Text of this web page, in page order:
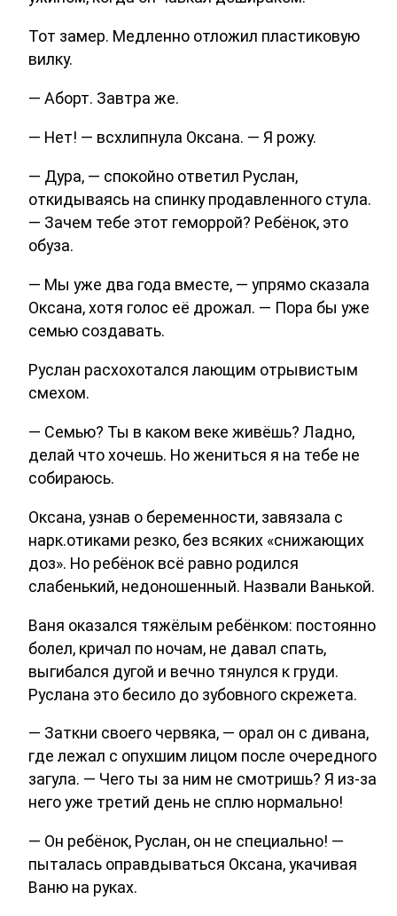
Тот замер. Медленно отложил пластиковую
вилку.
— Аборт. Завтра же.
— Нет! — всхлипнула Оксана. — Я рожу.
— Дура, — спокойно ответил Руслан,
откидываясь на спинку продавленного стула.
— Зачем тебе этот геморрой? Ребёнок, это
обуза.
— Мы уже два года вместе, — упрямо сказала
Оксана, хотя голос её дрожал. — Пора бы уже
семью создавать.
Руслан расхохотался лающим отрывистым
смехом.
— Семью? Ты в каком веке живёшь? Ладно,
делай что хочешь. Но жениться я на тебе не
собираюсь.
Оксана, узнав о беременности, завязала с
нарк.отиками резко, без всяких «снижающих
доз». Но ребёнок всё равно родился
слабенький, недоношенный. Назвали Ванькой.
Ваня оказался тяжёлым ребёнком: постоянно
болел, кричал по ночам, не давал спать,
выгибался дугой и вечно тянулся к груди.
Руслана это бесило до зубовного скрежета.
— Заткни своего червяка, — орал он с дивана,
где лежал с опухшим лицом после очередного
загула. — Чего ты за ним не смотришь? Я из-за
него уже третий день не сплю нормально!
— Он ребёнок, Руслан, он не специально! —
пыталась оправдываться Оксана, укачивая
Ваню на руках.